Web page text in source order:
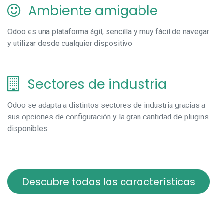
Ambiente amigable
Odoo es una plataforma ágil, sencilla y muy fácil de navegar
y utilizar desde cualquier dispositivo
Sectores de industria
Odoo se adapta a distintos sectores de industria gracias a
sus opciones de configuración y la gran cantidad de plugins
disponibles
Descubre todas las características